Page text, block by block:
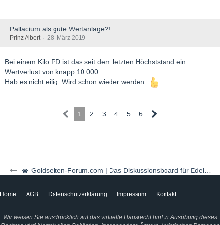
Goldseiten-Forum.com | Das Diskussionsboard für Edelmetalle & Rohstoffe
Palladium als gute Wertanlage?!
Prinz Albert 28. März 2019
Bei einem Kilo PD ist das seit dem letzten Höchststand ein
Wertverlust von knapp 10.000
Hab es nicht eilig. Wird schon wieder werden.
1 2 3 4 5 6
Home AGB Datenschutzerklärung Impressum Kontakt
Wir weisen Sie ausdrücklich auf das virtuelle Hausrecht hin! In Ausübung dieses